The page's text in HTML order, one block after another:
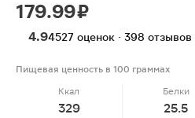
179.99 ₽
4.94527 оценок · 398 отзывов
Пищевая ценность в 100 граммах
Ккал
329
Белки
25.5